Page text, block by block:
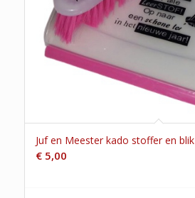
Juf en Meester kado stoffer en blik
€5,00